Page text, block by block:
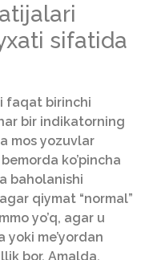
sifatida
faqat birinchi
bir indikatorning
mos yozuvlar
ko’pincha
baholanishi
qiymat “normal”
yo’q, agar u
yoki me’yordan
bor. Amalda,